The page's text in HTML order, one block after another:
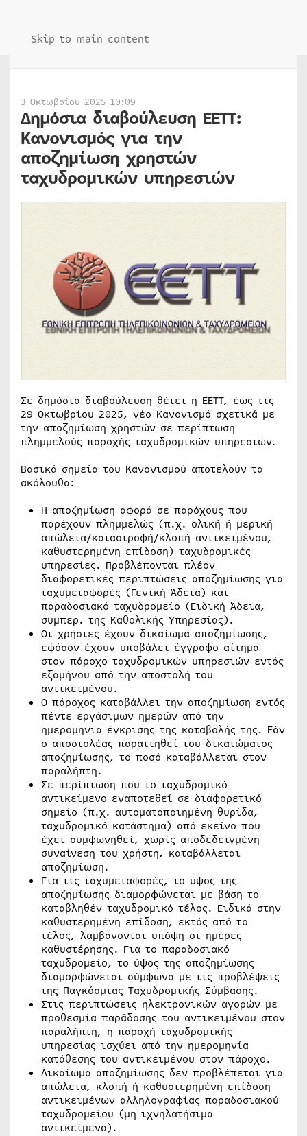
Skip to main content
3 Οκτωβρίου 2025 10:09
Δημόσια διαβούλευση ΕΕΤΤ:
Κανονισμός για την
αποζημίωση χρηστών
ταχυδρομικών υπηρεσιών
Σε δημόσια διαβούλευση θέτει η ΕΕΤΤ, έως τις
29 Οκτωβρίου 2025, νέο Κανονισμό σχετικά με
την αποζημίωση χρηστών σε περίπτωση
πλημμελούς παροχής ταχυδρομικών υπηρεσιών.
Βασικά σημεία του Κανονισμού αποτελούν τα
ακόλουθα:
Η αποζημίωση αφορά σε παρόχους που
παρέχουν πλημμελώς (π.χ. ολική ή μερική
απώλεια/καταστροφή/κλοπή αντικειμένου,
καθυστερημένη επίδοση) ταχυδρομικές
υπηρεσίες. Προβλέπονται πλέον
διαφορετικές περιπτώσεις αποζημίωσης για
ταχυμεταφορές (Γενική Άδεια) και
παραδοσιακό ταχυδρομείο (Ειδική Άδεια,
συμπερ. της Καθολικής Υπηρεσίας).
Οι χρήστες έχουν δικαίωμα αποζημίωσης,
εφόσον έχουν υποβάλει έγγραφο αίτημα
στον πάροχο ταχυδρομικών υπηρεσιών εντός
εξαμήνου από την αποστολή του
αντικειμένου.
Ο πάροχος καταβάλλει την αποζημίωση εντός
πέντε εργάσιμων ημερών από την
ημερομηνία έγκρισης της καταβολής της. Εάν
ο αποστολέας παραιτηθεί του δικαιώματος
αποζημίωσης, το ποσό καταβάλλεται στον
παραλήπτη.
Σε περίπτωση που το ταχυδρομικό
αντικείμενο εναποτεθεί σε διαφορετικό
σημείο (π.χ. αυτοματοποιημένη θυρίδα,
ταχυδρομικό κατάστημα) από εκείνο που
έχει συμφωνηθεί, χωρίς αποδεδειγμένη
συναίνεση του χρήστη, καταβάλλεται
αποζημίωση.
Για τις ταχυμεταφορές, το ύψος της
αποζημίωσης διαμορφώνεται με βάση το
καταβληθέν ταχυδρομικό τέλος. Ειδικά στην
καθυστερημένη επίδοση, εκτός από το
τέλος, λαμβάνονται υπόψη οι ημέρες
καθυστέρησης. Για το παραδοσιακό
ταχυδρομείο, το ύψος της αποζημίωσης
διαμορφώνεται σύμφωνα με τις προβλέψεις
της Παγκόσμιας Ταχυδρομικής Σύμβασης.
Στις περιπτώσεις ηλεκτρονικών αγορών με
προθεσμία παράδοσης του αντικειμένου στον
παραλήπτη, η παροχή ταχυδρομικής
υπηρεσίας ισχύει από την ημερομηνία
κατάθεσης του αντικειμένου στον πάροχο.
Δικαίωμα αποζημίωσης δεν προβλέπεται για
απώλεια, κλοπή ή καθυστερημένη επίδοση
αντικειμένων αλληλογραφίας παραδοσιακού
ταχυδρομείου (μη ιχνηλατήσιμα
αντικείμενα).